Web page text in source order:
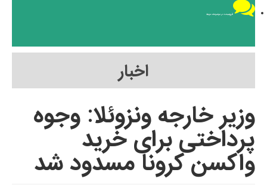
فروم بحث در موضوعات مرتبط
اخبار
وزیر خارجه ونزوئلا: وجوه
پرداختی برای خرید
واکسن کرونا مسدود شد